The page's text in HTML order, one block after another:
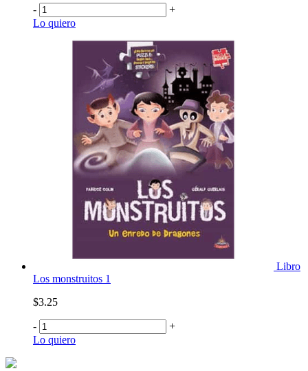
-
+
Lo quiero
Libro
Los monstruitos 1
$3.25
-
+
Lo quiero